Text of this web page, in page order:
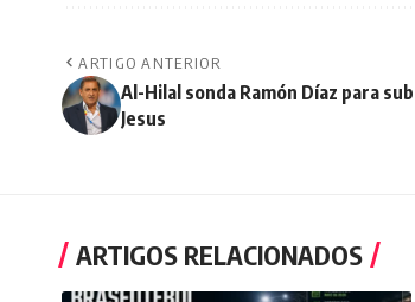
ARTIGO ANTERIOR
Al-Hilal sonda Ramón Díaz para
Jesus
ARTIGOS RELACIONADOS